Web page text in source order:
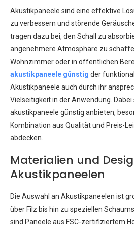
Akustikpaneele sind eine effektive
zu verbessern und störende
tragen dazu bei, den Schall zu
angenehmere Atmosphäre zu
Wohnzimmer oder in öffentlichen
akustikpaneele günstig der
Akustikpaneele auch durch ihr
Vielseitigkeit in der Anwendung. Dabei
akustikpaneele günstig anbieten,
Kombination aus Qualität und Preis-
abdecken.
Materialien und
Akustikpaneelen
Die Auswahl an Akustikpaneelen ist
über Filz bis hin zu speziellen
sind Paneele aus FSC-zertifiziertem